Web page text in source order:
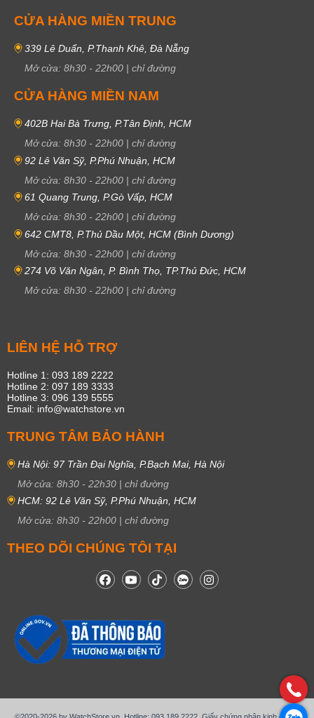
CỬA HÀNG MIỀN TRUNG
339 Lê Duẩn, P.Thanh Khê, Đà Nẵng
Mở cửa: 8h30 - 22h00 | chỉ đường
CỬA HÀNG MIỀN NAM
402B Hai Bà Trưng, P.Tân Định, HCM
Mở cửa: 8h30 - 22h00 | chỉ đường
92 Lê Văn Sỹ, P.Phú Nhuận, HCM
Mở cửa: 8h30 - 22h00 | chỉ đường
61 Quang Trung, P.Gò Vấp, HCM
Mở cửa: 8h30 - 22h00 | chỉ đường
642 CMT8, P.Thủ Dầu Một, HCM (Bình Dương)
Mở cửa: 8h30 - 22h00 | chỉ đường
274 Võ Văn Ngân, P. Bình Thọ, TP.Thủ Đức, HCM
Mở cửa: 8h30 - 22h00 | chỉ đường
LIÊN HỆ HỖ TRỢ
Hotline 1: 093 189 2222
Hotline 2: 097 189 3333
Hotline 3: 096 139 5555
Email: info@watchstore.vn
TRUNG TÂM BẢO HÀNH
Hà Nội: 97 Trần Đại Nghĩa, P.Bạch Mai, Hà Nội
Mở cửa: 8h30 - 22h30 | chỉ đường
HCM: 92 Lê Văn Sỹ, P.Phú Nhuận, HCM
Mở cửa: 8h30 - 22h00 | chỉ đường
THEO DÕI CHÚNG TÔI TẠI